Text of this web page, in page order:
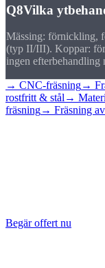
Q8Vilka
Mässing: förnickling,
(typ II/III). Koppar:
ingen efterbehandling
→ CNC-fräsning→
rostfritt & stål →
fräsning→ Fräsning
Begär offert nu